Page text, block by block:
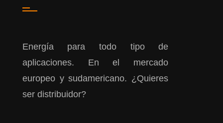
Energía para todo tipo de
aplicaciones. En el mercado
europeo y sudamericano. ¿Quieres
ser distribuidor?